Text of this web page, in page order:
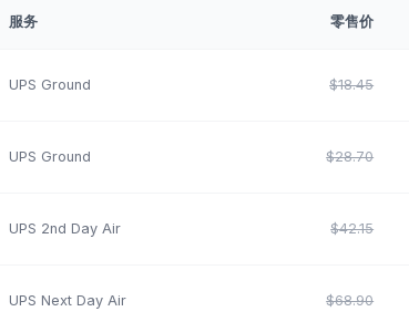
服务 零售价
UPS Ground $18.45
UPS Ground $28.70
UPS 2nd Day Air $42.15
UPS Next Day Air $68.90